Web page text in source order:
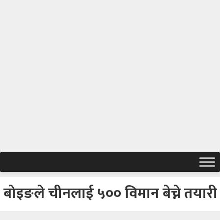
बोइङले चीनलाई ५०० विमान बेच्ने तयारी